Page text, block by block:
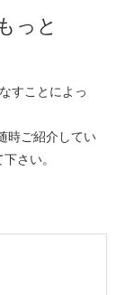
っと
すことによっ
時ご紹介してい
さい。